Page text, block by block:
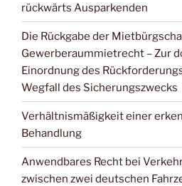
rückwärts Ausparkenden
Die Rückgabe der
Gewerberaummietrecht – Zur
Einordnung des
Wegfall des Sicherungszwecks
Verhältnismäßigkeit einer
Behandlung
Anwendbares Recht bei
zwischen zwei deutschen